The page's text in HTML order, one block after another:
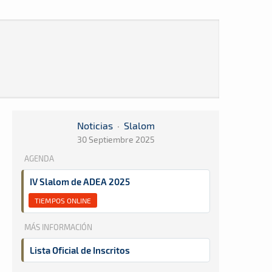
Noticias · Slalom
30 Septiembre 2025
AGENDA
IV Slalom de ADEA 2025
TIEMPOS ONLINE
MÁS INFORMACIÓN
Lista Oficial de Inscritos